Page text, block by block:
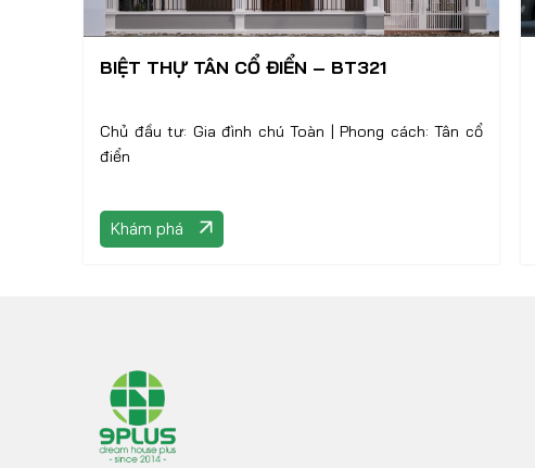
BIỆT THỰ TÂN CỔ ĐIỂN – BT321
Chủ đầu tư: Gia đình chú Toàn | Phong cách: Tân cổ
điển
Khám phá